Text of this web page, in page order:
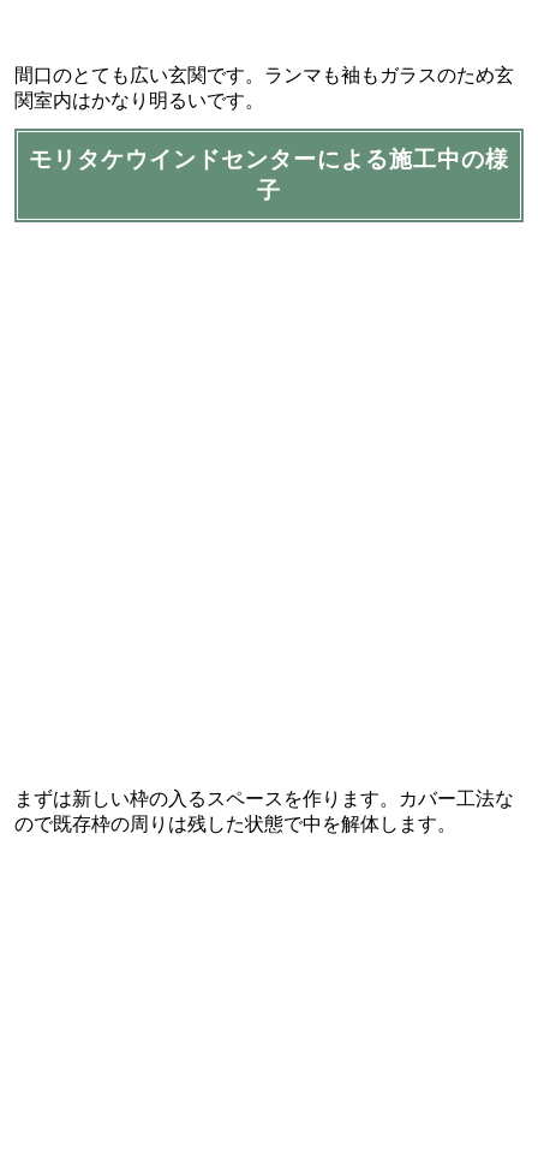
間口のとても広い玄関です。ランマも袖もガラスのため玄
関室内はかなり明るいです。
モリタケウインドセンターによる施工中の様
子
まずは新しい枠の入るスペースを作ります。カバー工法な
ので既存枠の周りは残した状態で中を解体します。